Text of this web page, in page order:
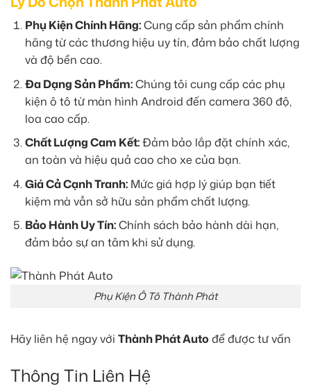
Phụ Kiện Chính Hãng:Cung cấp sản phẩm chính
hãng từ các thương hiệu uy tín, đảm bảo chất lượng
và độ bền cao.
Đa Dạng Sản Phẩm:Chúng tôi cung cấp các phụ
kiện ô tô từ màn hình Android đến camera 360 độ,
loa cao cấp.
Chất Lượng Cam Kết:Đảm bảo lắp đặt chính xác,
an toàn và hiệu quả cao cho xe của bạn.
Giá Cả Cạnh Tranh:Mức giá hợp lý giúp bạn tiết
kiệm mà vẫn sở hữu sản phẩm chất lượng.
Bảo Hành Uy Tín:Chính sách bảo hành dài hạn,
đảm bảo sự an tâm khi sử dụng.
Phụ Kiện Ô Tô Thành Phát
Hãy liên hệ ngay với Thành Phát Auto để được tư vấn
Thông Tin Liên Hệ